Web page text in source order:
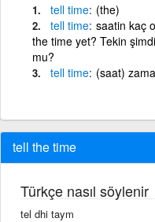
tell time (the)
tell time saatin kaç
the time yet? Tekin
mu?
tell time (saat)
tell the time
Türkçe nasıl söylenir
tel dhi taym